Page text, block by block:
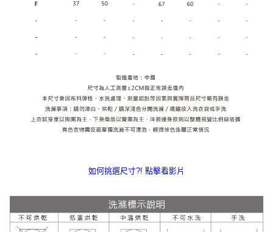
如何挑選尺寸?! 點擊看影片